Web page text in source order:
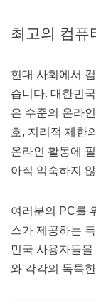
최고의 컴
현대 사회에서
습니다. 대한민
은 수준의 온라
호, 지리적 제한
온라인 활동에
아직 익숙하지
여러분의 PC를
스가 제공하는
민국 사용자들
와 각각의 독특